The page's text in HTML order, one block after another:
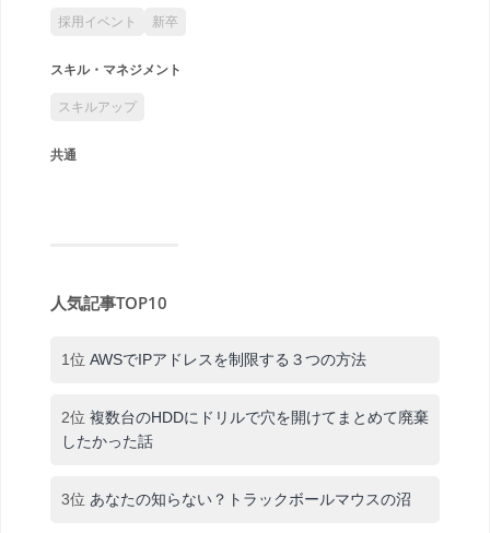
採用イベント 新卒
スキル・マネジメント
スキルアップ
共通
人気記事TOP10
1位 AWSでIPアドレスを制限する３つの方法
2位 複数台のHDDにドリルで穴を開けてまとめて廃棄
したかった話
3位 あなたの知らない？トラックボールマウスの沼